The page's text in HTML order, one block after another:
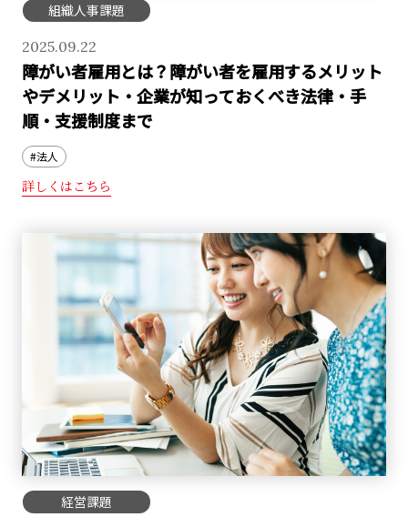
組織人事課題
2025.09.22
障がい者雇用とは？障がい者を雇用するメリット
やデメリット・企業が知っておくべき法律・手
順・支援制度まで
#法人
詳しくはこちら
経営課題